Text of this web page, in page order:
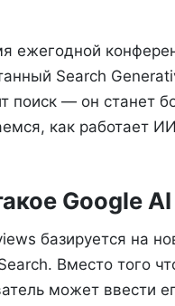
ежегодной
Search
поиск — он станет
как работает
Google
базируется на
Вместо того
может ввести